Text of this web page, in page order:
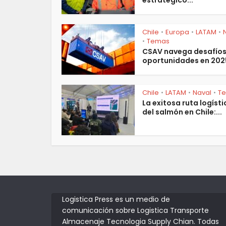
Chile • Europa • LATAM •
• Temas
CSAV navega
oportunidades en
Chile • LATAM • Naval •
La exitosa ruta
del salmón en Chile:...
Logistica Press es un medio de
comunicación sobre Logistica Transporte
Almacenaje Tecnologia Supply Chian. Todas